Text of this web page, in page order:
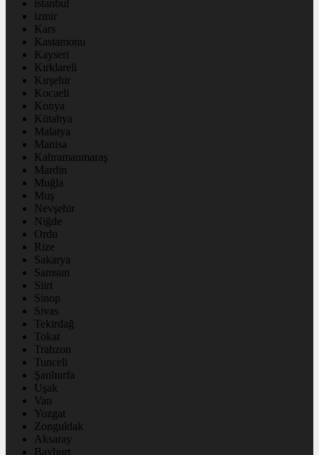
istanbul
izmir
Kars
Kastamonu
Kayseri
Kırklareli
Kırşehir
Kocaeli
Konya
Kütahya
Malatya
Manisa
Kahramanmaraş
Mardin
Muğla
Muş
Nevşehir
Niğde
Ordu
Rize
Sakarya
Samsun
Siirt
Sinop
Sivas
Tekirdağ
Tokat
Trabzon
Tunceli
Şanlıurfa
Uşak
Van
Yozgat
Zonguldak
Aksaray
Bayburt